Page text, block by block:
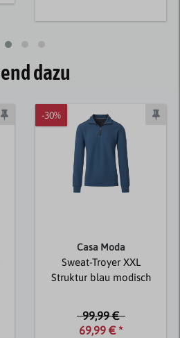
dazu
-30%
Casa Moda
Sweat-Troyer XXL
Struktur blau modisch
99,99 €
69,99 € *